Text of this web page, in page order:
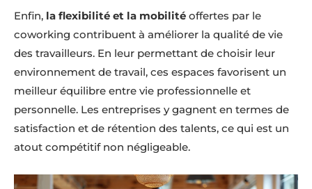
Enfin, la flexibilité et la mobilité offertes par le
coworking contribuent à améliorer la qualité de vie
des travailleurs. En leur permettant de choisir leur
environnement de travail, ces espaces favorisent un
meilleur équilibre entre vie professionnelle et
personnelle. Les entreprises y gagnent en termes de
satisfaction et de rétention des talents, ce qui est un
atout compétitif non négligeable.